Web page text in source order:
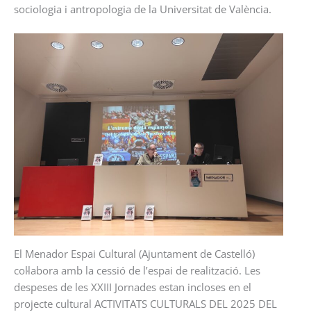
sociologia i antropologia de la Universitat de València.
El Menador Espai Cultural (Ajuntament de Castelló)
col·labora amb la cessió de l’espai de realització. Les
despeses de les XXIII Jornades estan incloses en el
projecte cultural ACTIVITATS CULTURALS DEL 2025 DEL